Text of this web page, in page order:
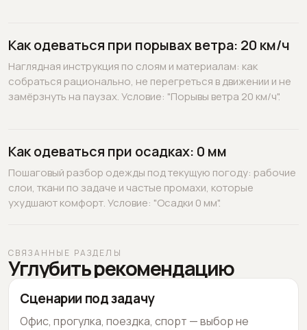
Как одеваться при порывах ветра: 20 км/ч
Наглядная инструкция по слоям и материалам: как
собраться рационально, не перегреться в движении и не
замёрзнуть на паузах. Условие: "Порывы ветра 20 км/ч".
Как одеваться при осадках: 0 мм
Пошаговый разбор одежды под текущую погоду: рабочие
слои, ткани по задаче и частые промахи, которые
ухудшают комфорт. Условие: "Осадки 0 мм".
СВЯЗАННЫЕ РАЗДЕЛЫ
Углубить рекомендацию
Сценарии под задачу
Офис, прогулка, поездка, спорт — выбор не